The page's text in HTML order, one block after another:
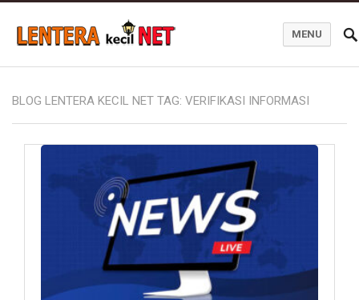
MENU
BLOG LENTERA KECIL NET TAG: VERIFIKASI INFORMASI